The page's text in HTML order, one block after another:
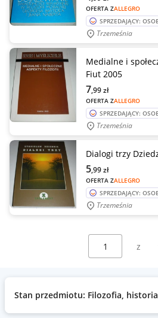
OFERTA ZALLEGRO
SPRZEDAJĄCY:
Trzemeśnia
Medialne i
Fiut 2005
OFERTA ZALLEGRO
7,99zł
SPRZEDAJĄCY:
Trzemeśnia
Dialogi trzy
OFERTA ZALLEGRO
5,99zł
SPRZEDAJĄCY:
Trzemeśnia
Wybierz stronę:
z
Stan przedmiotu: Filozofia,